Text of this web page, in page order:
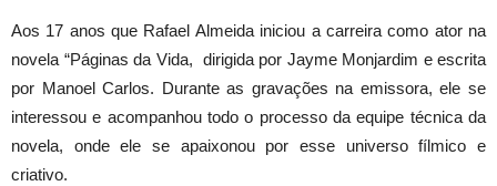
Aos 17 anos que Rafael Almeida iniciou a carreira como ator na
novela “Páginas da Vida, dirigida por Jayme Monjardim e escrita
por Manoel Carlos. Durante as gravações na emissora, ele se
interessou e acompanhou todo o processo da equipe técnica da
novela, onde ele se apaixonou por esse universo fílmico e
criativo.